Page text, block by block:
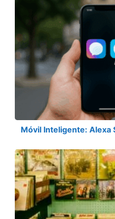
Móvil Inteligente: Alexa